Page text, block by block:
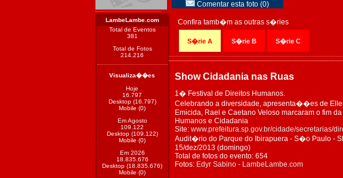
LambeLambe.com
Total de Eventos
381
Total de Fotos
214.216
Visualiza��es
Hoje
16.797
Desktop (16.797)
Mobile (0)
Em Agosto
109.122
Desktop (109.122)
Mobile (0)
Em 2026
18.835.676
Desktop (18.835.676)
Mobile (0)
Comentar esta foto (0)
Confira tamb�m as outras s�ries
S�rie A S�rie B S�rie C
Show Cidadania nas Ruas
1� Festival de Direitos Humanos.
Celebrando a diversidade, apresenta��es de
Emicida, Rael e Caetano Veloso marcaram o fim
Humanos e Cidadania
Site: www.prefeitura.sp.gov.br/cidade/secretarias/
Audit�rio do Parque do Ibirapuera - S�o Paulo -
15/dez/2013 (domingo)
Total de fotos do evento: 654
Fotos: Edyr Sabino - LambeLambe.com